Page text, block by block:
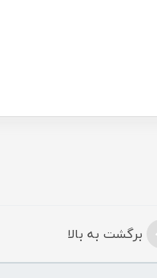
برگشت به بالا